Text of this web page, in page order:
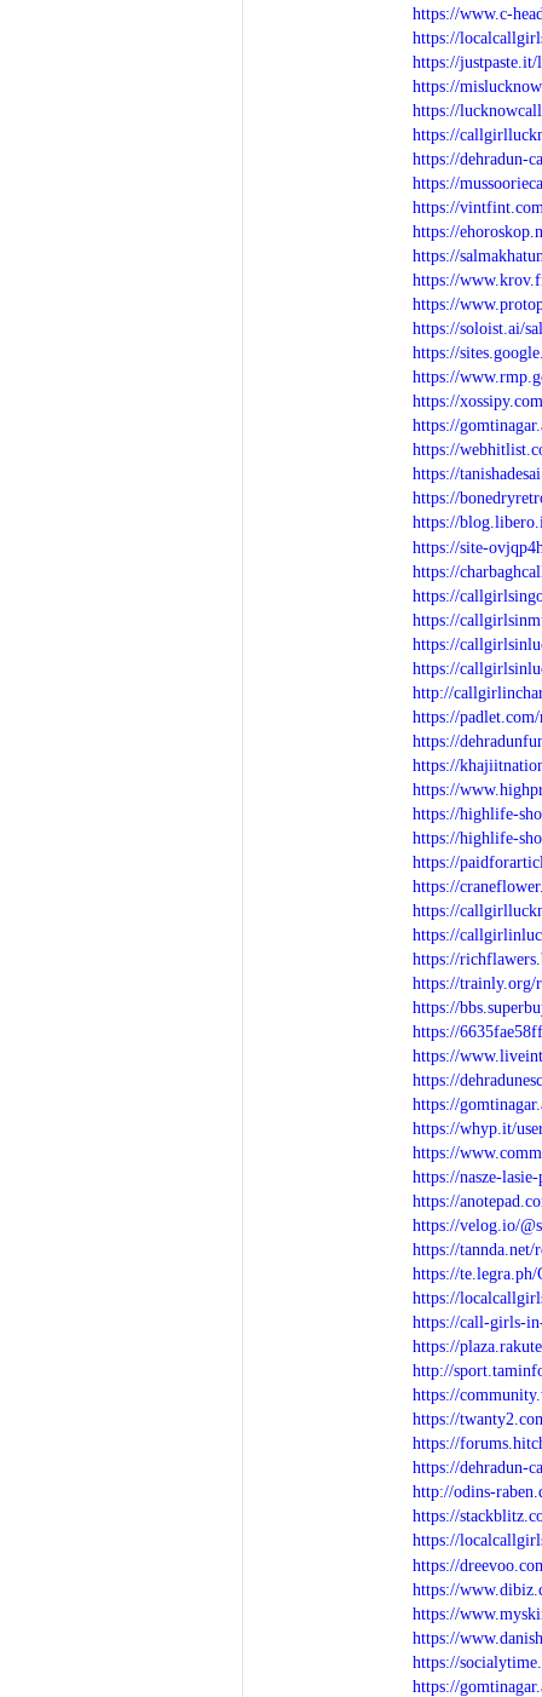
https://www.c-
https://
https://justpaste.it/
https://
https://
https://
https://dehradun-
https://
https://
https://
https://
https://
https://
https://soloist.ai/
https://
https://
https://
https://
https://
https://
https://
https://
https://site-
https://
https://
https://
https://
https://
http://
https://
https://
https://
https://
https://highlife-
https://highlife-
https://
https://
https://
https://
https://
https://trainly.org/
https://
https://
https://
https://
https://
https://whyp.it/
https://
https://nasze-
https://
https://velog.io/
https://tannda.net/
https://
https://
https://call-girls-
https://
http://
https://
https://
https://
https://dehradun-
http://odins-
https://
https://
https://
https://
https://
https://
https://
https://